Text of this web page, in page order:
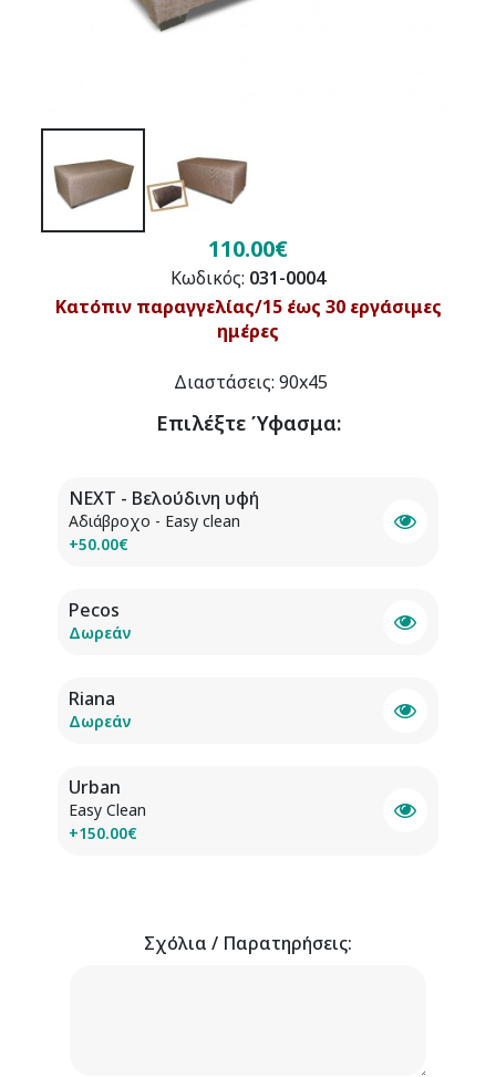
110.00€
Κωδικός: 031-0004
Κατόπιν παραγγελίας/15 έως 30 εργάσιμες
ημέρες
Διαστάσεις: 90x45
Επιλέξτε Ύφασμα:
NEXT - Βελούδινη υφή
Αδιάβροχο - Easy clean
+50.00€
Pecos
Δωρεάν
Riana
Δωρεάν
Urban
Easy Clean
+150.00€
Σχόλια / Παρατηρήσεις: